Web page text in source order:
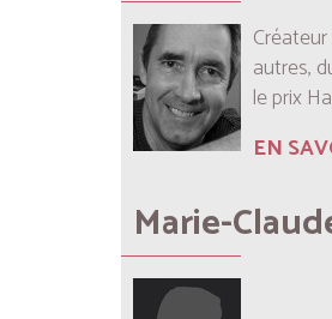
autres,
le prix
EN
Marie-